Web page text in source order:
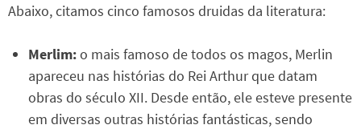
Abaixo, citamos cinco famosos druidas da literatura:
Merlim:o mais famoso de todos os magos, Merlin
apareceu nas histórias do Rei Arthur que datam
obras do século XII. Desde então, ele esteve presente
em diversas outras histórias fantásticas, sendo